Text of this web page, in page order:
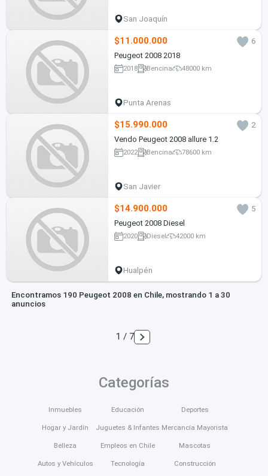
San Joaquín
$11.000.000
6
Peugeot 2008 2018
2018 Bencina 48000 km
Punta Arenas
$15.990.000
2
Vendo Peugeot 2008 allure 1.2
2022 Bencina 78600 km
San Javier
$14.900.000
5
Peugeot 2008 Diesel
2020 Diesel 42000 km
Hualpén
Encontramos 190 Peugeot 2008 en Chile, mostrando 1 a 30
anuncios
1 / 7
Categorías
Inmuebles
Hogar y Jardín
Belleza
Autos y Vehículos
Educación
Juguetes & Infantes
Empleos en Chile
Tecnología
Deportes
Mercancía Mayorista
Mascotas
Construcción